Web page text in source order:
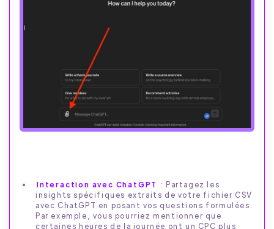
Interaction avec ChatGPT
: Partagez les
insights spécifiques extraits de votre fichier CSV
avec ChatGPT en posant vos questions formulées.
Par exemple, vous pourriez mentionner que
certaines heures de la journée ont un CPC plus